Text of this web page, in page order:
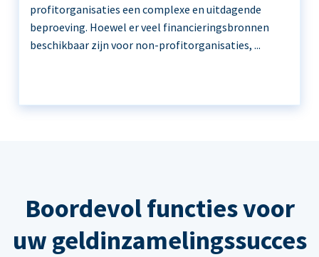
profitorganisaties een complexe en uitdagende
beproeving. Hoewel er veel financieringsbronnen
beschikbaar zijn voor non-profitorganisaties, ...
Boordevol functies voor
uw geldinzamelingssucces